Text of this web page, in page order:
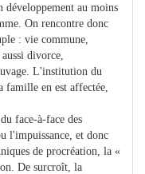
au moins
On rencontre donc
: vie commune,
divorce,
L'institution du
famille en est affectée,
face-à-face des
l'impuissance, et donc
de procréation, la «
De surcroît, la